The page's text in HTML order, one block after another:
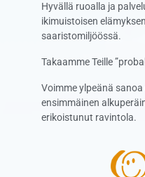
Hyvällä ruoalla ja
ikimuistoisen
saaristomiljöössä.
Takaamme Teille
Voimme ylpeänä
ensimmäinen
erikoistunut ravintola.